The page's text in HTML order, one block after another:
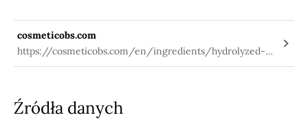
cosmeticobs.com
https://cosmeticobs.com/en/ingredients/hydrolyzed-
rhizobian-gum-1068
Źródła danych